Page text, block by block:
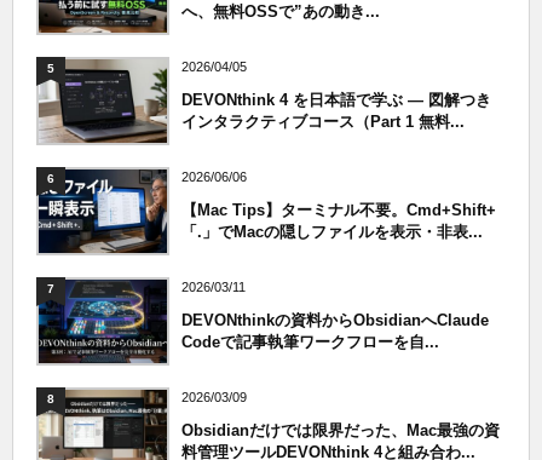
へ、無料OSSで”あの動き...
5 2026/04/05
DEVONthink 4 を日本語で学ぶ — 図解つき
インタラクティブコース（Part 1 無料...
6 2026/06/06
【Mac Tips】ターミナル不要。Cmd+Shift+
「.」でMacの隠しファイルを表示・非表...
7 2026/03/11
DEVONthinkの資料からObsidianへClaude
Codeで記事執筆ワークフローを自...
8 2026/03/09
Obsidianだけでは限界だった、Mac最強の資
料管理ツールDEVONthink 4と組み合わ...